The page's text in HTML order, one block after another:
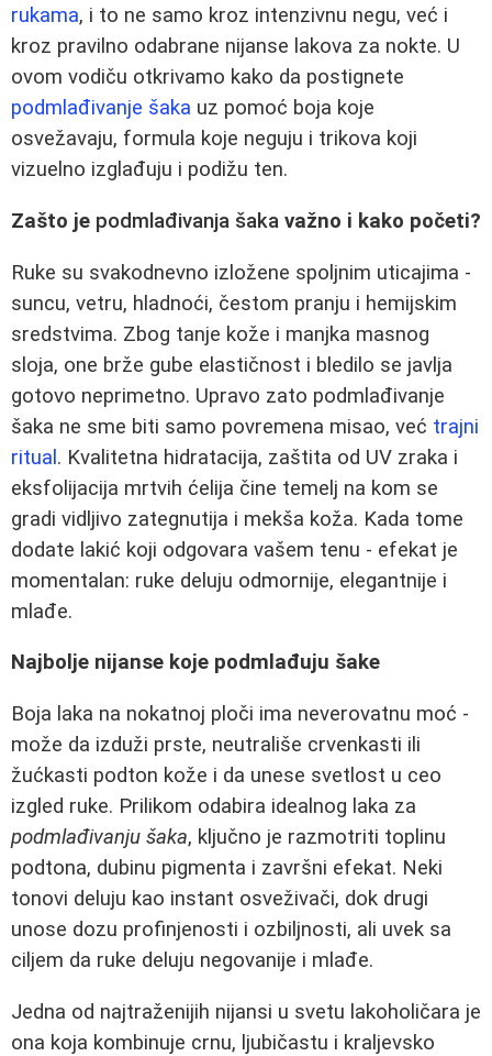
rukama, i to ne samo kroz intenzivnu negu, već i
kroz pravilno odabrane nijanse lakova za nokte. U
ovom vodiču otkrivamo kako da postignete
podmlađivanje šaka uz pomoć boja koje
osvežavaju, formula koje neguju i trikova koji
vizuelno izglađuju i podižu ten.
Zašto je podmlađivanja šaka važno i kako početi?
Ruke su svakodnevno izložene spoljnim uticajima -
suncu, vetru, hladnoći, čestom pranju i hemijskim
sredstvima. Zbog tanje kože i manjka masnog
sloja, one brže gube elastičnost i bledilo se javlja
gotovo neprimetno. Upravo zato podmlađivanje
šaka ne sme biti samo povremena misao, već trajni
ritual. Kvalitetna hidratacija, zaštita od UV zraka i
eksfolijacija mrtvih ćelija čine temelj na kom se
gradi vidljivo zategnutija i mekša koža. Kada tome
dodate lakić koji odgovara vašem tenu - efekat je
momentalan: ruke deluju odmornije, elegantnije i
mlađe.
Najbolje nijanse koje podmlađuju šake
Boja laka na nokatnoj ploči ima neverovatnu moć -
može da izduži prste, neutrališe crvenkasti ili
žućkasti podton kože i da unese svetlost u ceo
izgled ruke. Prilikom odabira idealnog laka za
podmlađivanju šaka, ključno je razmotriti toplinu
podtona, dubinu pigmenta i završni efekat. Neki
tonovi deluju kao instant osveživači, dok drugi
unose dozu profinjenosti i ozbiljnosti, ali uvek sa
ciljem da ruke deluju negovanije i mlađe.
Jedna od najtraženijih nijansi u svetu lakoholičara je
ona koja kombinuje crnu, ljubičastu i kraljevsko